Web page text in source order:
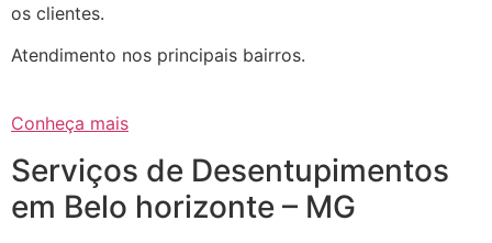
os clientes.
Atendimento nos principais bairros.
Conheça mais
Serviços de Desentupimentos
em Belo horizonte – MG